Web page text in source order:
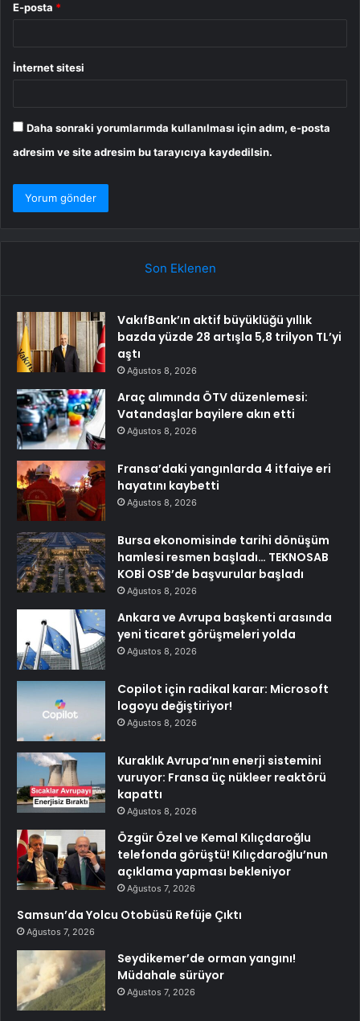
E-posta *
İnternet sitesi
Daha sonraki yorumlarımda kullanılması için adım, e-posta
adresim ve site adresim bu tarayıcıya kaydedilsin.
Son Eklenen
VakıfBank’ın aktif büyüklüğü yıllık
bazda yüzde 28 artışla 5,8 trilyon TL’yi
aştı
Ağustos 8, 2026
Araç alımında ÖTV düzenlemesi:
Vatandaşlar bayilere akın etti
Ağustos 8, 2026
Fransa’daki yangınlarda 4 itfaiye eri
hayatını kaybetti
Ağustos 8, 2026
Bursa ekonomisinde tarihi dönüşüm
hamlesi resmen başladı… TEKNOSAB
KOBİ OSB’de başvurular başladı
Ağustos 8, 2026
Ankara ve Avrupa başkenti arasında
yeni ticaret görüşmeleri yolda
Ağustos 8, 2026
Copilot için radikal karar: Microsoft
logoyu değiştiriyor!
Ağustos 8, 2026
Kuraklık Avrupa’nın enerji sistemini
vuruyor: Fransa üç nükleer reaktörü
kapattı
Ağustos 8, 2026
Özgür Özel ve Kemal Kılıçdaroğlu
telefonda görüştü! Kılıçdaroğlu’nun
açıklama yapması bekleniyor
Ağustos 7, 2026
Samsun’da Yolcu Otobüsü Refüje Çıktı
Ağustos 7, 2026
Seydikemer’de orman yangını!
Müdahale sürüyor
Ağustos 7, 2026